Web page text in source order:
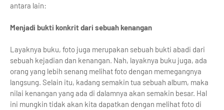
antara lain:
Menjadi bukti konkrit dari sebuah kenangan
Layaknya buku, foto juga merupakan sebuah bukti abadi dari
sebuah kejadian dan kenangan. Nah, layaknya buku juga, ada
orang yang lebih senang melihat foto dengan memegangnya
langsung. Selain itu, kadang semakin tua sebuah album, maka
nilai kenangan yang ada di dalamnya akan semakin besar. Hal
ini mungkin tidak akan kita dapatkan dengan melihat foto di